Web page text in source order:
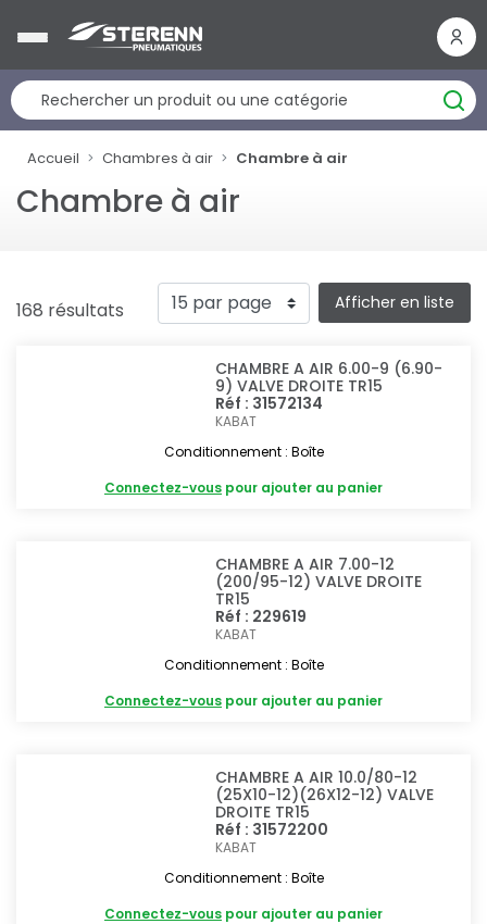
Accueil Chambres à air Chambre à air
Chambre à air
168 résultats Afficher en liste
CHAMBRE A AIR 6.00-9 (6.90-
9) VALVE DROITE TR15
Réf : 31572134
KABAT
Conditionnement : Boîte
Connectez-vous pour ajouter au panier
CHAMBRE A AIR 7.00-12
(200/95-12) VALVE DROITE
TR15
Réf : 229619
KABAT
Conditionnement : Boîte
Connectez-vous pour ajouter au panier
CHAMBRE A AIR 10.0/80-12
(25X10-12)(26X12-12) VALVE
DROITE TR15
Réf : 31572200
KABAT
Conditionnement : Boîte
Connectez-vous pour ajouter au panier